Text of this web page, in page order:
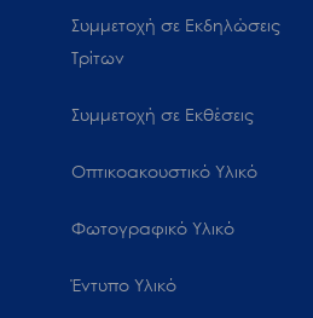
Συμμετοχή σε Εκδηλώσεις
Τρίτων
Συμμετοχή σε Εκθέσεις
Οπτικοακουστικό Υλικό
Φωτογραφικό Υλικό
Έντυπο Υλικό